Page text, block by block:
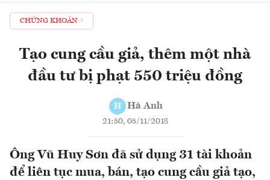
CHỨNG KHOÁN
Tạo cung cầu giả, thêm một nhà
đầu tư bị phạt 550 triệu đồng
H Hà Anh
21:50, 05/11/2018
Ông Vũ Huy Sơn đã sử dụng 31 tài khoản
để liên tục mua, bán, tạo cung cầu giả tạo,